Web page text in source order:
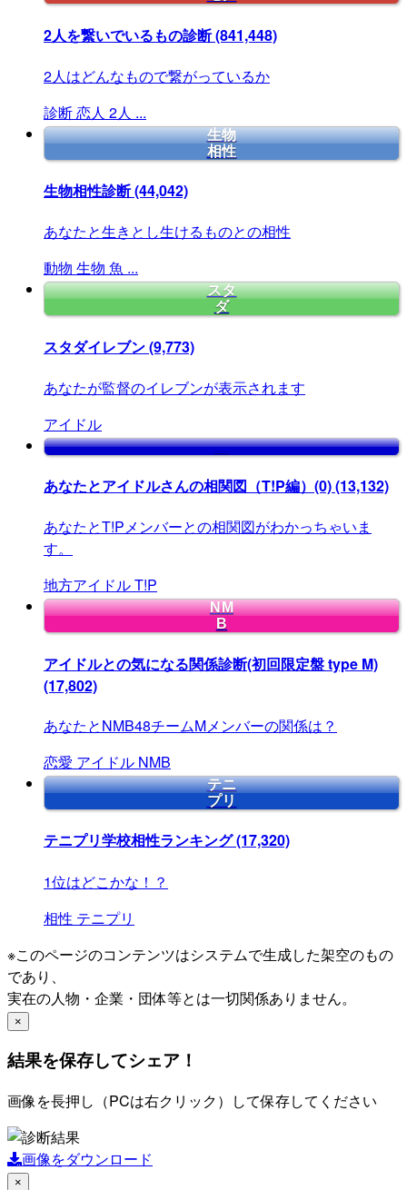
2人を繋いでいるもの診断(841,448)
2人はどんなもので繋がっているか
診断恋人 2人 ...
生物
相性
生物相性診断(44,042)
あなたと生きとし生けるものとの相性
動物 生物 魚 ...
スタ
ダ
スタダイレブン(9,773)
あなたが監督のイレブンが表示されます
アイドル
あなたとアイドルさんの相関図（T!P編）(0)(13,132)
あなたとT!Pメンバーとの相関図がわかっちゃいま
す。
地方アイドルT!P
NM
B
アイドルとの気になる関係診断(初回限定盤 type M)
(17,802)
あなたとNMB48チームMメンバーの関係は？
恋愛 アイドル NMB
テニ
プリ
テニプリ学校相性ランキング(17,320)
1位はどこかな！？
相性 テニプリ
※このページのコンテンツはシステムで生成した架空のもの
であり、
実在の人物・企業・団体等とは一切関係ありません。
×
結果を保存してシェア！
画像を長押し（PCは右クリック）して保存してください
画像をダウンロード
×